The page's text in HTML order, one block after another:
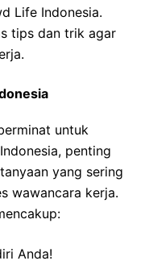
Life Indonesia.
tips dan trik agar
untuk
penting
yang sering
wawancara kerja.
Anda!